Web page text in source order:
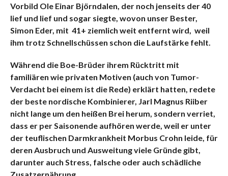
Vorbild Ole Einar Björndalen, der noch jenseits der 40
lief und lief und sogar siegte, wovon unser Bester,
Simon Eder, mit 41+ ziemlich weit entfernt wird, weil
ihm trotz Schnellschüssen schon die Laufstärke fehlt.
Während die Boe-Brüder ihrem Rücktritt mit
familiären wie privaten Motiven (auch von Tumor-
Verdacht bei einem ist die Rede) erklärt hatten, redete
der beste nordische Kombinierer, Jarl Magnus Riiber
nicht lange um den heißen Brei herum, sondern verriet,
dass er per Saisonende aufhören werde, weil er unter
der teuflischen Darmkrankheit Morbus Crohn leide, für
deren Ausbruch und Ausweitung viele Gründe gibt,
darunter auch Stress, falsche oder auch schädliche